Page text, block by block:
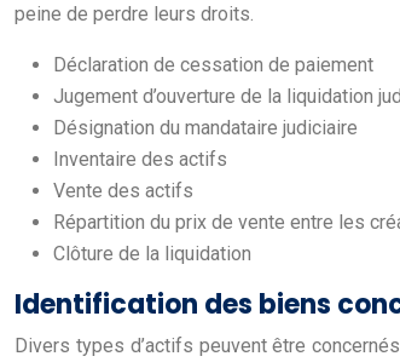
peine de perdre leurs droits.
Déclaration de cessation de paiement
Jugement d’ouverture de la liquidation
Désignation du mandataire judiciaire
Inventaire des actifs
Vente des actifs
Répartition du prix de vente entre les
Clôture de la liquidation
Identification des biens
Divers types d’actifs peuvent être